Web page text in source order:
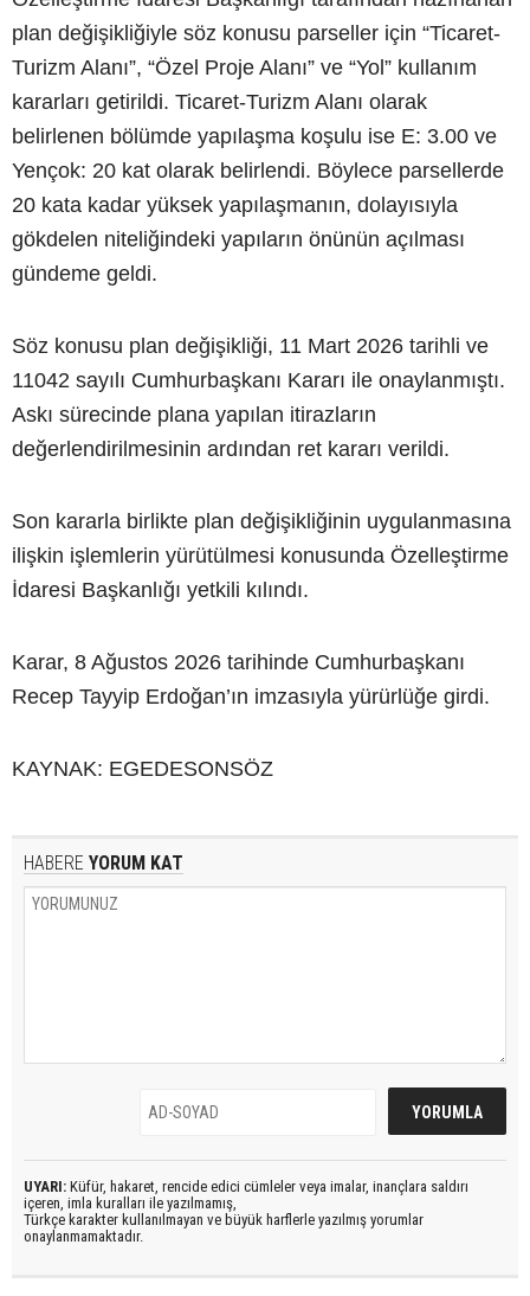
plan değişikliğiyle söz konusu parseller için “Ticaret-
Turizm Alanı”, “Özel Proje Alanı” ve “Yol” kullanım
kararları getirildi. Ticaret-Turizm Alanı olarak
belirlenen bölümde yapılaşma koşulu ise E: 3.00 ve
Yençok: 20 kat olarak belirlendi. Böylece parsellerde
20 kata kadar yüksek yapılaşmanın, dolayısıyla
gökdelen niteliğindeki yapıların önünün açılması
gündeme geldi.
Söz konusu plan değişikliği, 11 Mart 2026 tarihli ve
11042 sayılı Cumhurbaşkanı Kararı ile onaylanmıştı.
Askı sürecinde plana yapılan itirazların
değerlendirilmesinin ardından ret kararı verildi.
Son kararla birlikte plan değişikliğinin uygulanmasına
ilişkin işlemlerin yürütülmesi konusunda Özelleştirme
İdaresi Başkanlığı yetkili kılındı.
Karar, 8 Ağustos 2026 tarihinde Cumhurbaşkanı
Recep Tayyip Erdoğan’ın imzasıyla yürürlüğe girdi.
KAYNAK: EGEDESONSÖZ
HABERE YORUM KAT
UYARI: Küfür, hakaret, rencide edici cümleler veya imalar, inançlara saldırı
içeren, imla kuralları ile yazılmamış,
Türkçe karakter kullanılmayan ve büyük harflerle yazılmış yorumlar
onaylanmamaktadır.